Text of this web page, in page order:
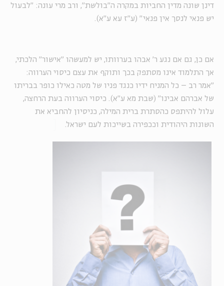
דינן שונה מדין החביות במקרה ה"בולשת", ורב מרי עונה: "לבעול
יש פנאי לנסך אין פנאי" (ע"ז עא ע"א).
אם כן, גם אם נגע ר' אבהו בערוותו, יש למעשהו "אישור" הלכתי,
אך התלמוד אינו מסתפק בכך ותוקף את עצם כיסוי הערווה:
"אמר רב – כל המניח ידיו כנגד פניו של מטה כאילו כופר בבריתו
של אברהם אבינו" (שבת מא ע"א). כיסוי הערווה בעת הרחצה,
עלול להיתפס כהסתרת ברית המילה, כניסיון להחביא את
השונות היהודית וככפירה בשייכות לעם ישראל.